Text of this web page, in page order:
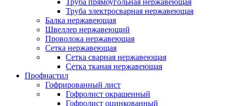
Труба прямоугольная нержавеющая
Труба электросварная нержавеющая
Балка нержавеющая
Швеллер нержавеющий
Проволока нержавеющая
Сетка нержавеющая
Сетка сварная нержавеющая
Сетка тканая нержавеющая
Профнастил
Гофрированный лист
Гофролист окрашенный
Гофролист оцинкованный